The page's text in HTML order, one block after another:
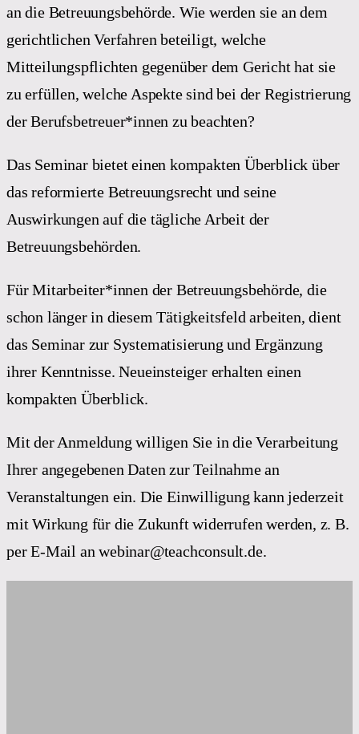
an die Betreuungsbehörde. Wie werden sie an dem
gerichtlichen Verfahren beteiligt, welche
Mitteilungspflichten gegenüber dem Gericht hat sie
zu erfüllen, welche Aspekte sind bei der Registrierung
der Berufsbetreuer*innen zu beachten?
Das Seminar bietet einen kompakten Überblick über
das reformierte Betreuungsrecht und seine
Auswirkungen auf die tägliche Arbeit der
Betreuungsbehörden.
Für Mitarbeiter*innen der Betreuungsbehörde, die
schon länger in diesem Tätigkeitsfeld arbeiten, dient
das Seminar zur Systematisierung und Ergänzung
ihrer Kenntnisse. Neueinsteiger erhalten einen
kompakten Überblick.
Mit der Anmeldung willigen Sie in die Verarbeitung
Ihrer angegebenen Daten zur Teilnahme an
Veranstaltungen ein. Die Einwilligung kann jederzeit
mit Wirkung für die Zukunft widerrufen werden, z. B.
per E-Mail an webinar@teachconsult.de.